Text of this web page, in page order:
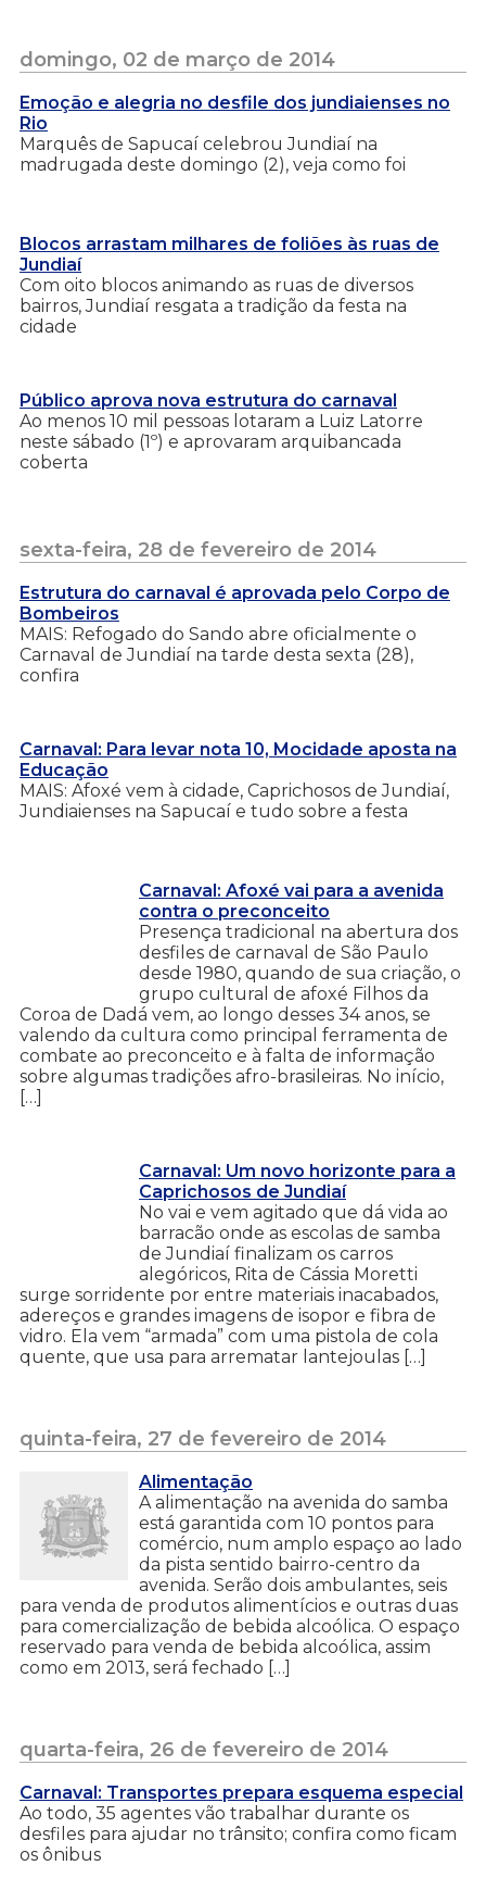
domingo, 02 de março de 2014
Emoção e alegria no desfile dos jundiaienses no
Rio
Marquês de Sapucaí celebrou Jundiaí na
madrugada deste domingo (2), veja como foi
Blocos arrastam milhares de foliões às ruas de
Jundiaí
Com oito blocos animando as ruas de diversos
bairros, Jundiaí resgata a tradição da festa na
cidade
Público aprova nova estrutura do carnaval
Ao menos 10 mil pessoas lotaram a Luiz Latorre
neste sábado (1º) e aprovaram arquibancada
coberta
sexta-feira, 28 de fevereiro de 2014
Estrutura do carnaval é aprovada pelo Corpo de
Bombeiros
MAIS: Refogado do Sando abre oficialmente o
Carnaval de Jundiaí na tarde desta sexta (28),
confira
Carnaval: Para levar nota 10, Mocidade aposta na
Educação
MAIS: Afoxé vem à cidade, Caprichosos de Jundiaí,
Jundiaienses na Sapucaí e tudo sobre a festa
Carnaval: Afoxé vai para a avenida
contra o preconceito
Presença tradicional na abertura dos
desfiles de carnaval de São Paulo
desde 1980, quando de sua criação, o
grupo cultural de afoxé Filhos da
Coroa de Dadá vem, ao longo desses 34 anos, se
valendo da cultura como principal ferramenta de
combate ao preconceito e à falta de informação
sobre algumas tradições afro-brasileiras. No início,
[…]
Carnaval: Um novo horizonte para a
Caprichosos de Jundiaí
No vai e vem agitado que dá vida ao
barracão onde as escolas de samba
de Jundiaí finalizam os carros
alegóricos, Rita de Cássia Moretti
surge sorridente por entre materiais inacabados,
adereços e grandes imagens de isopor e fibra de
vidro. Ela vem “armada” com uma pistola de cola
quente, que usa para arrematar lantejoulas […]
quinta-feira, 27 de fevereiro de 2014
Alimentação
A alimentação na avenida do samba
está garantida com 10 pontos para
comércio, num amplo espaço ao lado
da pista sentido bairro-centro da
avenida. Serão dois ambulantes, seis
para venda de produtos alimentícios e outras duas
para comercialização de bebida alcoólica. O espaço
reservado para venda de bebida alcoólica, assim
como em 2013, será fechado […]
quarta-feira, 26 de fevereiro de 2014
Carnaval: Transportes prepara esquema especial
Ao todo, 35 agentes vão trabalhar durante os
desfiles para ajudar no trânsito; confira como ficam
os ônibus